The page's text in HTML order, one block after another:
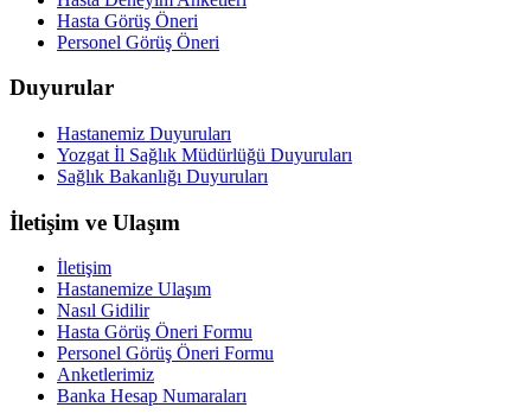
Hasta Görüş Öneri
Personel Görüş Öneri
Duyurular
Hastanemiz Duyuruları
Yozgat İl Sağlık Müdürlüğü Duyuruları
Sağlık Bakanlığı Duyuruları
İletişim ve Ulaşım
İletişim
Hastanemize Ulaşım
Nasıl Gidilir
Hasta Görüş Öneri Formu
Personel Görüş Öneri Formu
Anketlerimiz
Banka Hesap Numaraları